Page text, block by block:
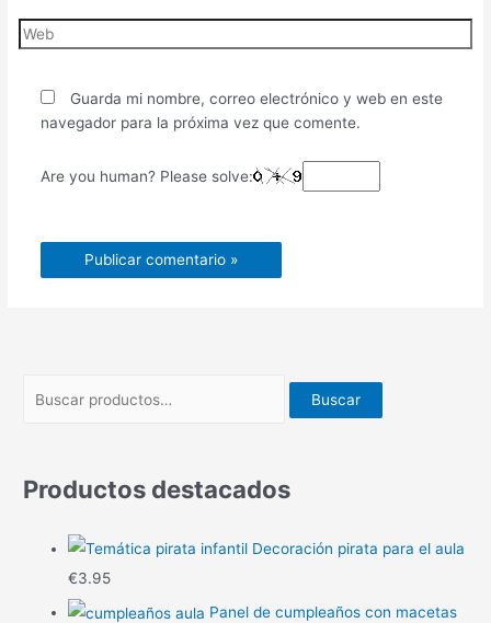
Guarda mi nombre, correo electrónico y web en este
navegador para la próxima vez que comente.
Are you human? Please solve:
Buscar
Productos destacados
Decoración pirata para el aula
€3.95
Panel de cumpleaños con macetas